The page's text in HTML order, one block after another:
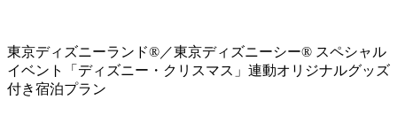
東京ディズニーランド®／東京ディズニーシー® スペシャル
イベント「ディズニー・クリスマス」連動オリジナルグッズ
付き宿泊プラン